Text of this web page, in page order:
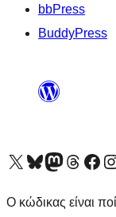
bbPress
BuddyPress
Visit our X (formerly Twitter) account
Visit our Bluesky account
Επισκεφθείτε τον λογαριασμό μας στο
Visit our Threads
Επισκεφτείτε
Ο κώδικας είναι